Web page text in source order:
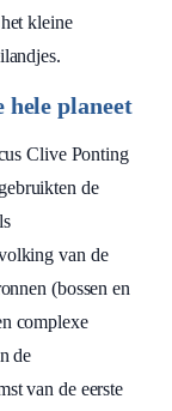
kleine
hele planeet
Clive Ponting
de
van de
(bossen en
complexe
de
van de eerste